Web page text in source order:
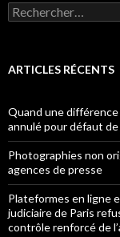
Rechercher :
ARTICLES RÉCENTS
Quand une
annulé pour défaut
Photographies non
agences de presse
Plateformes en ligne
judiciaire de Paris
contrôle renforcé de